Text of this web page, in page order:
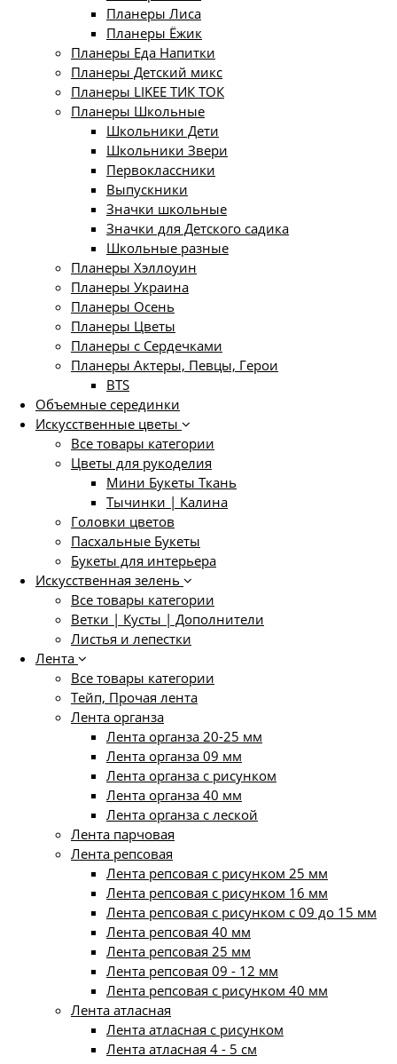
Планеры Лиса
Планеры Ёжик
Планеры Еда Напитки
Планеры Детский микс
Планеры LIKEE ТИК ТОК
Планеры Школьные
Школьники Дети
Школьники Звери
Первоклассники
Выпускники
Значки школьные
Значки для Детского садика
Школьные разные
Планеры Хэллоуин
Планеры Украина
Планеры Осень
Планеры Цветы
Планеры с Сердечками
Планеры Актеры, Певцы, Герои
BTS
Объемные серединки
Искусственные цветы
Все товары категории
Цветы для рукоделия
Мини Букеты Ткань
Тычинки | Калина
Головки цветов
Пасхальные Букеты
Букеты для интерьера
Искусственная зелень
Все товары категории
Ветки | Кусты | Дополнители
Листья и лепестки
Лента
Все товары категории
Тейп, Прочая лента
Лента органза
Лента органза 20-25 мм
Лента органза 09 мм
Лента органза с рисунком
Лента органза 40 мм
Лента органза с леской
Лента парчовая
Лента репсовая
Лента репсовая с рисунком 25 мм
Лента репсовая с рисунком 16 мм
Лента репсовая с рисунком с 09 до 15 мм
Лента репсовая 40 мм
Лента репсовая 25 мм
Лента репсовая 09 - 12 мм
Лента репсовая с рисунком 40 мм
Лента атласная
Лента атласная с рисунком
Лента атласная 4 - 5 см